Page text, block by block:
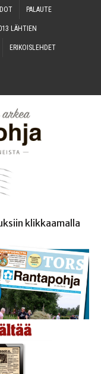
PALAU­TE
LÄHTIEN
ERI­KOIS­LEH­DET
klikkaamalla